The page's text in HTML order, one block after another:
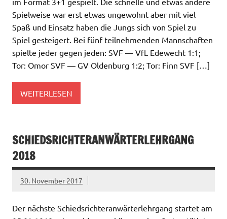
Spielweise war erst etwas ungewohnt aber mit viel
Spaß und Einsatz haben die Jungs sich von Spiel zu
Spiel gesteigert. Bei fünf teilnehmenden Mannschaften
spielte jeder gegen jeden: SVF — VfL Edewecht 1:1;
Tor: Omor SVF — GV Oldenburg 1:2; Tor: Finn SVF […]
WEITERLESEN
SCHIEDSRICHTERANWÄRTERLEHRGANG
2018
30. November 2017
Der nächste Schiedsrichteranwärterlehrgang startet am